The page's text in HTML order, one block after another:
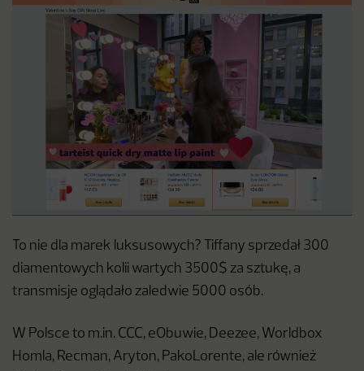
To nie dla marek luksusowych? Tiffany sprzedał 300
diamentowych kolii wartych 3500$ za sztukę, a
transmisje oglądało zaledwie 5000 osób.
W Polsce to m.in. CCC, eObuwie, Deezee, Worldbox
Homla, Recman, Aryton, PakoLorente, ale również